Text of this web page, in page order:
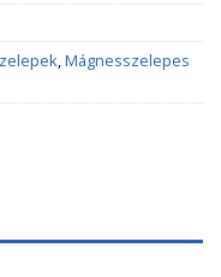
,Mágnesszelepes